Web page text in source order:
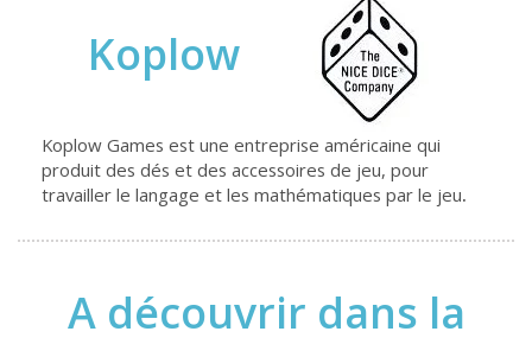
Koplow
Koplow Games est une entreprise américaine qui
produit des dés et des accessoires de jeu, pour
travailler le langage et les mathématiques par le jeu.
A découvrir dans la